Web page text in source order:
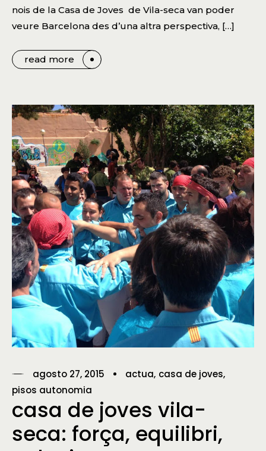
nois de la Casa de Joves de Vila-seca van poder
veure Barcelona des d’una altra perspectiva, […]
read more
agosto 27, 2015 actua casa de joves
pisos autonomia
casa de joves vila-
seca: força, equilibri,